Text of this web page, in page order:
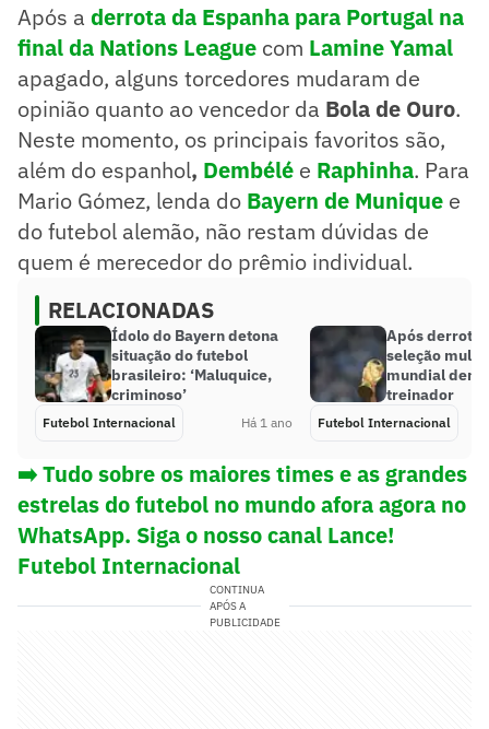
Após a derrota da Espanha para Portugal na
final da Nations League com Lamine Yamal
apagado, alguns torcedores mudaram de
opinião quanto ao vencedor da Bola de Ouro.
Neste momento, os principais favoritos são,
além do espanhol, Dembélé e Raphinha. Para
Mario Gómez, lenda do Bayern de Munique e
do futebol alemão, não restam dúvidas de
quem é merecedor do prêmio individual.
RELACIONADAS
Ídolo do Bayern detona
situação do futebol
brasileiro: ‘Maluquice,
criminoso’
Futebol Internacional Há 1 ano
Após derrota
seleção
mundial
treinador
Futebol Internacional
➡️ Tudo sobre os maiores times e as grandes
estrelas do futebol no mundo afora agora no
WhatsApp. Siga o nosso canal Lance!
Futebol Internacional
CONTINUA
APÓS A
PUBLICIDADE